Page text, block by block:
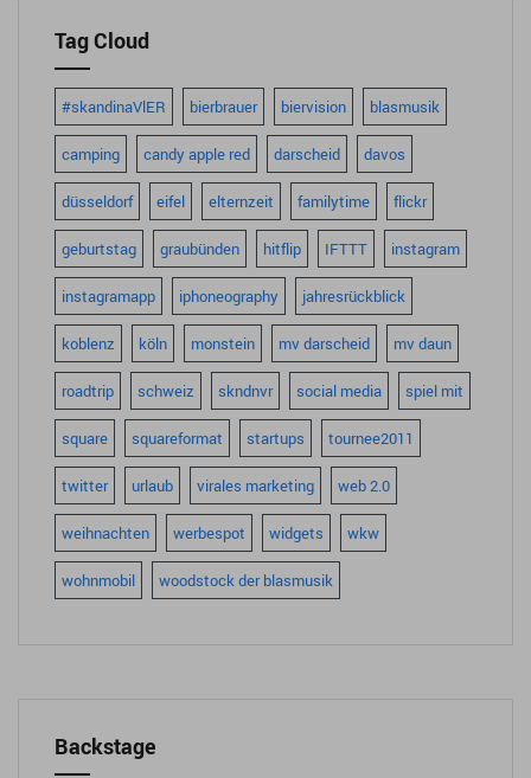
Tag Cloud
#skandinaVlER bierbrauer biervision blasmusik
camping candy apple red darscheid davos
düsseldorf eifel elternzeit familytime flickr
geburtstag graubünden hitflip IFTTT instagram
instagramapp iphoneography jahresrückblick
koblenz köln monstein mv darscheid mv daun
roadtrip schweiz skndnvr social media spiel mit
square squareformat startups tournee2011
twitter urlaub virales marketing web 2.0
weihnachten werbespot widgets wkw
wohnmobil woodstock der blasmusik
Backstage